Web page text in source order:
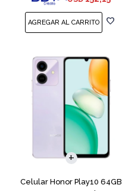
Celular Honor Play10 64GB
COMPARAR